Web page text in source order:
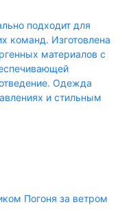
подходит для
команд. Изготовлена
материалов с
Одежда
и стильным
Погоня за ветром